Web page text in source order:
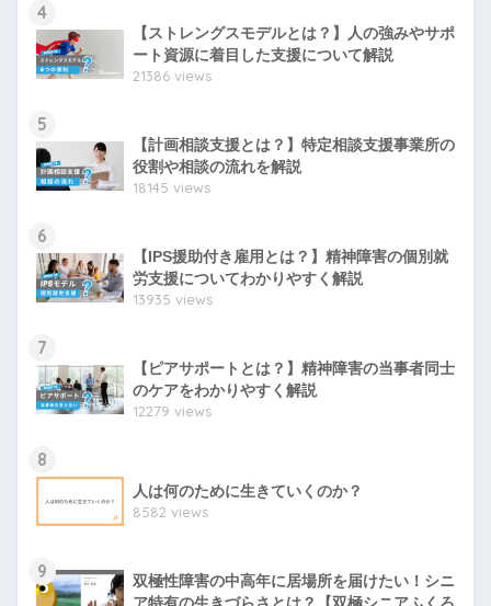
4
【ストレングスモデルとは？】人の強みやサポ
ート資源に着目した支援について解説
21386 views
5
【計画相談支援とは？】特定相談支援事業所の
役割や相談の流れを解説
18145 views
6
【IPS援助付き雇用とは？】精神障害の個別就
労支援についてわかりやすく解説
13935 views
7
【ピアサポートとは？】精神障害の当事者同士
のケアをわかりやすく解説
12279 views
8
人は何のために生きていくのか？
8582 views
9
双極性障害の中高年に居場所を届けたい！シニ
ア特有の生きづらさとは？【双極シニアふくろ